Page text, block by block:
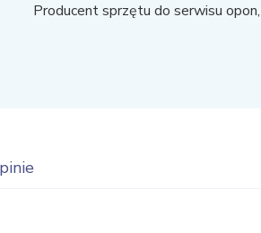
Producent sprzętu do serwisu